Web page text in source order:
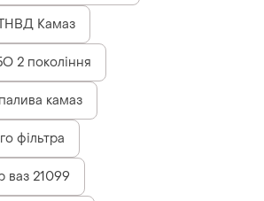
Камаз
2 покоління
камаз
фільтра
ваз 21099